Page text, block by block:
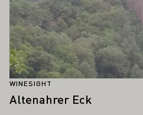
WINESIGHT
Altenahrer Eck